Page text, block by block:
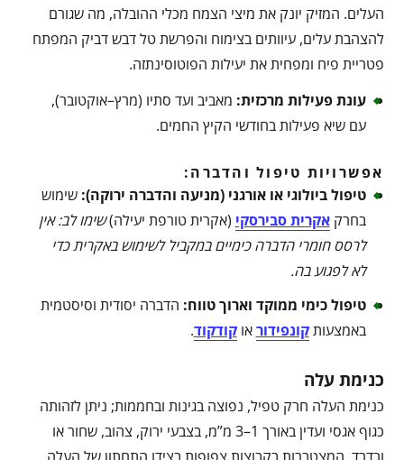
העלים. המזיק יונק את מיצי הצמח מכלי ההובלה, מה שגורם
להצהבת עלים, עיוותים בצימוח והפרשת טל דבש דביק המפתח
פטריית פיח ומפחית את יעילות הפוטוסינתזה.
עונת פעילות מרכזית: מאביב ועד סתיו (מרץ–אוקטובר),
עם שיא פעילות בחודשי הקיץ החמים.
אפשרויות טיפול והדברה:
טיפול ביולוגי או אורגני (מניעה והדברה ירוקה): שימוש
בחרקאקרית סבירסקי (אקרית טורפת יעילה)שימו לב: אין
לרסס חומרי הדברה כימיים במקביל לשימוש באקרית כדי
לא לפגוע בה.
טיפול כימי ממוקד וארוך טווח: הדברה יסודית וסיסטמית
באמצעותקונפידוראוקודקוד.
כנימת עלה
כנימת העלה חרק טפיל, נפוצה בגינות ובחממות; ניתן לזהותה
כגוף אגסי ועדין באורך 1–3 מ”מ, בצבעי ירוק, צהוב, שחור או